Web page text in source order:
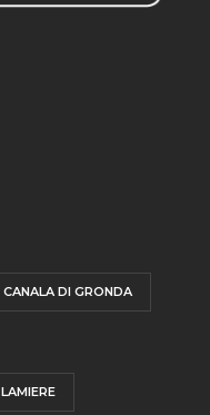
CANALA DI GRONDA
LAMIERE